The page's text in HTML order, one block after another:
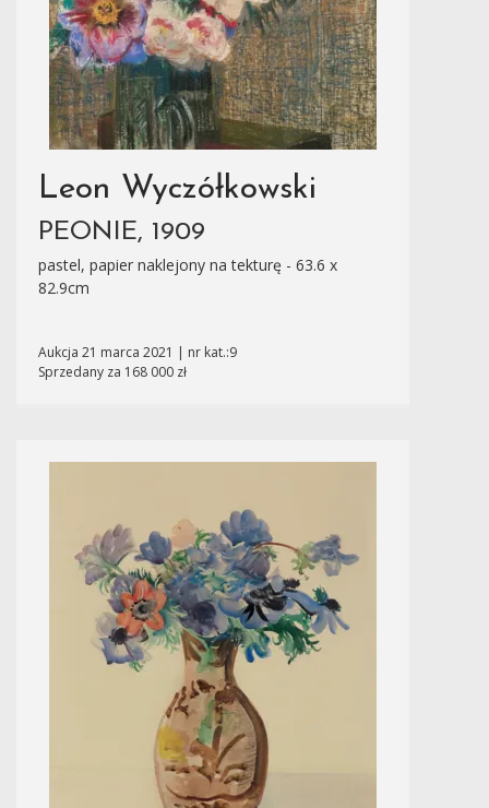
Leon Wyczółkowski
PEONIE, 1909
pastel, papier naklejony na tekturę - 63.6 x
82.9cm
Aukcja 21 marca 2021 | nr kat.:9
Sprzedany za 168 000 zł